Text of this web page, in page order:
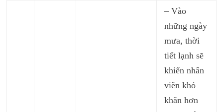
– Vào
những ngày
mưa, thời
tiết lạnh sẽ
khiến nhân
viên khó
khăn hơn